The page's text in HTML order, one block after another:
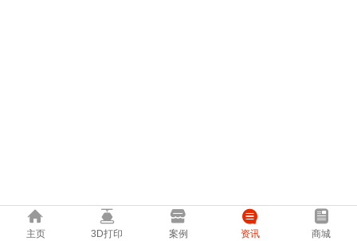
主页 3D打印 案例 资讯 商城